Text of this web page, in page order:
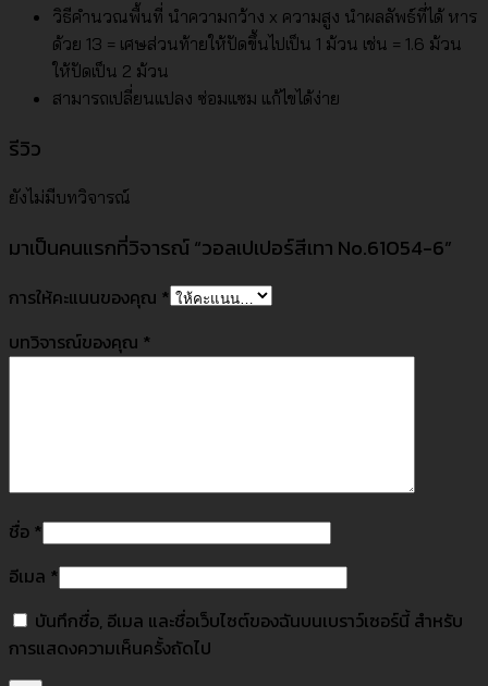
วิธีคำนวณพื้นที่ นำความกว้าง x ความสูง นำผลลัพธ์ที่ได้ หาร
ด้วย 13 = เศษส่วนท้ายให้ปัดขึ้นไปเป็น 1 ม้วน เช่น = 1.6 ม้วน
ให้ปัดเป็น 2 ม้วน
สามารถเปลี่ยนแปลง ซ่อมแซม แก้ไขได้ง่าย
รีวิว
ยังไม่มีบทวิจารณ์
มาเป็นคนแรกที่วิจารณ์ “วอลเปเปอร์สีเทา No.61054-6”
การให้คะแนนของคุณ *
บทวิจารณ์ของคุณ *
ชื่อ *
อีเมล *
บันทึกชื่อ, อีเมล และชื่อเว็บไซต์ของฉันบนเบราว์เซอร์นี้ สำหรับ
การแสดงความเห็นครั้งถัดไป